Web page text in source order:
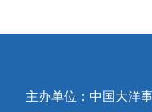
主办单位：中国大洋